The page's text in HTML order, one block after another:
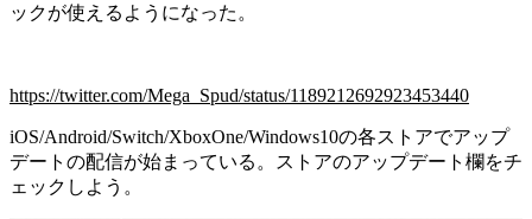
ックが使えるようになった。
https://twitter.com/Mega_Spud/status/1189212692923453440
iOS/Android/Switch/XboxOne/Windows10の各ストアでアップ
デートの配信が始まっている。ストアのアップデート欄をチ
ェックしよう。